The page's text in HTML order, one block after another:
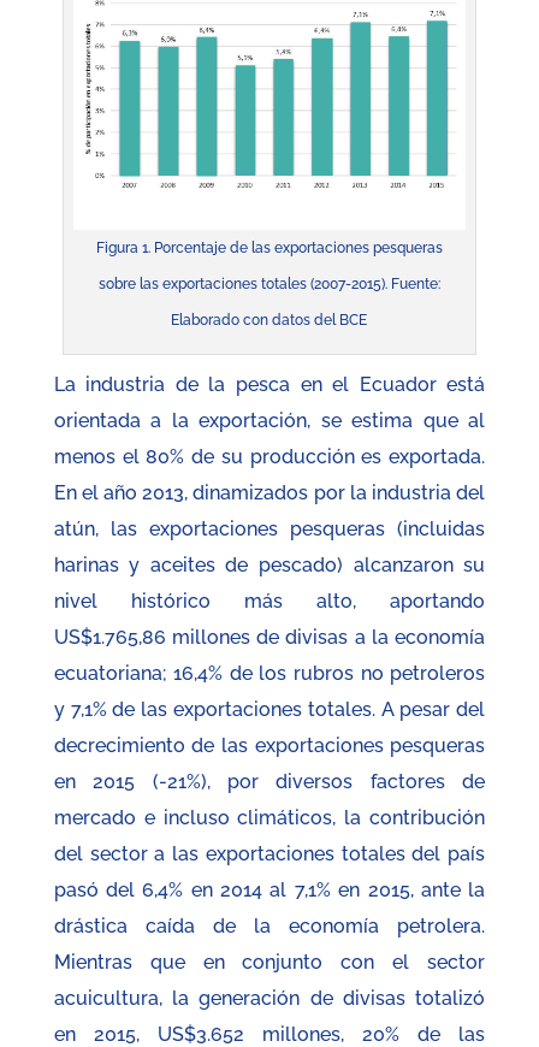
Figura 1. Porcentaje de las exportaciones pesqueras
sobre las exportaciones totales (2007-2015). Fuente:
Elaborado con datos del BCE
La industria de la pesca en el Ecuador está
orientada a la exportación, se estima que al
menos el 80% de su producción es exportada.
En el año 2013, dinamizados por la industria del
atún, las exportaciones pesqueras (incluidas
harinas y aceites de pescado) alcanzaron su
nivel histórico más alto, aportando
US$1.765,86 millones de divisas a la economía
ecuatoriana; 16,4% de los rubros no petroleros
y 7,1% de las exportaciones totales. A pesar del
decrecimiento de las exportaciones pesqueras
en 2015 (-21%), por diversos factores de
mercado e incluso climáticos, la contribución
del sector a las exportaciones totales del país
pasó del 6,4% en 2014 al 7,1% en 2015, ante la
drástica caída de la economía petrolera.
Mientras que en conjunto con el sector
acuicultura, la generación de divisas totalizó
en 2015, US$3.652 millones, 20% de las